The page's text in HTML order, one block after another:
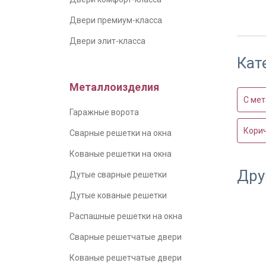
Двери премиум-класса
Двери элит-класса
Металлоизделия
Гаражные ворота
Сварные решетки на окна
Кованые решетки на окна
Дутые сварные решетки
Дутые кованые решетки
Распашные решетки на окна
Сварные решетчатые двери
Кованые решетчатые двери
С